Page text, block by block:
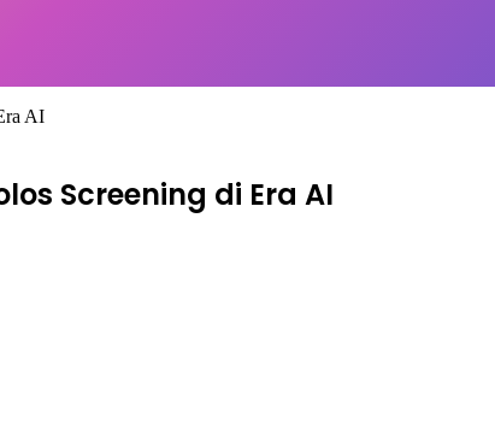
AI
Screening di Era AI